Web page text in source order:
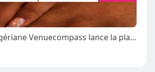
La startup nigériane Venuecompass lance la plateforme de réservation de mariage